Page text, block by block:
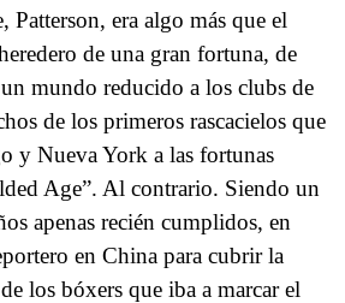
Patterson, era algo más que el
de una gran fortuna, de
mundo reducido a los clubs de
de los primeros rascacielos que
y Nueva York a las fortunas
Age”. Al contrario. Siendo un
apenas recién cumplidos, en
en China para cubrir la
los bóxers que iba a marcar el